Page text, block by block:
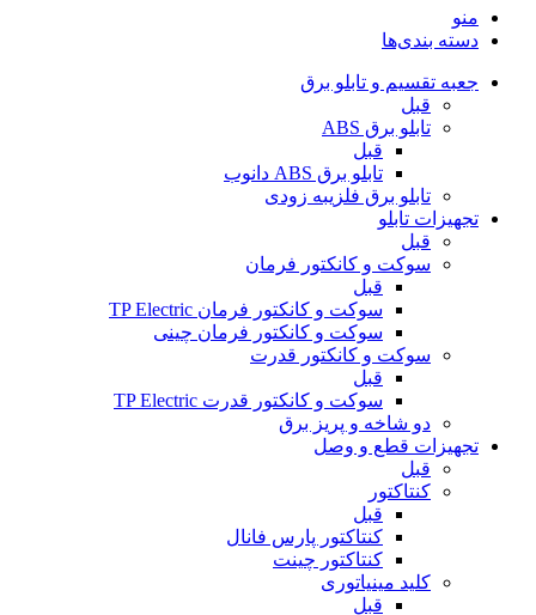
منو
دسته بندی‌ها
جعبه تقسیم و تابلو برق
قبل
تابلو برق ABS
قبل
تابلو برق ABS دانوب
تابلو برق فلزیبه زودی
تجهیزات تابلو
قبل
سوکت و کانکتور فرمان
قبل
سوکت و کانکتور فرمان TP Electric
سوکت و کانکتور فرمان چینی
سوکت و کانکتور قدرت
قبل
سوکت و کانکتور قدرت TP Electric
دو شاخه و پریز برق
تجهیزات قطع و وصل
قبل
کنتاکتور
قبل
کنتاکتور پارس فانال
کنتاکتور چینت
کلید مینیاتوری
قبل